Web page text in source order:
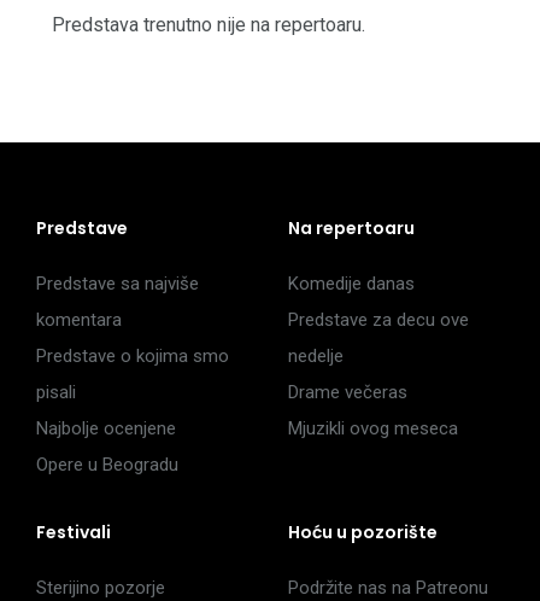
Predstava trenutno nije na repertoaru.
Predstave
Predstave sa najviše
komentara
Predstave o kojima smo
pisali
Najbolje ocenjene
Opere u Beogradu
Na repertoaru
Komedije danas
Predstave za decu ove
nedelje
Drame večeras
Mjuzikli ovog meseca
Festivali
Sterijino pozorje
Hoću u pozorište
Podržite nas na Patreonu